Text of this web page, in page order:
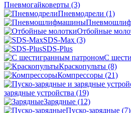
Пневмогайковерты (3)
Пневмодрели (1)
Отбойные
SDS-Max (3)
SDS-Plus
C
Краскопульты (8)
Компрессоры (21)
зарядные устройства (19)
Зарядные (12)
Пуско-зарядные (7)